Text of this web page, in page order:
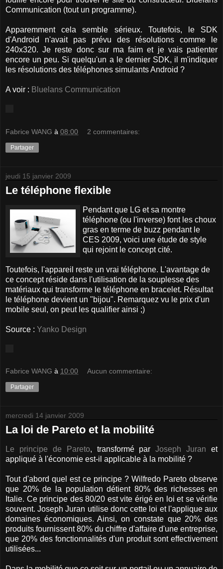
Communication (tout un programme).
Apparemment cela semble sérieux. Toutefois, le SDK
d'Android n'avait pas prévu des résolutions comme le
240x320. Je reste donc sur ma faim et je vais patienter
encore un peu. Si quelqu'un a le dernier SDK, il m'indiquer
les résolutions des téléphones simulants Android ?
A voir : Bluelans Communication
Fabrice WANG à 08:00 2 commentaires:
Partager
jeudi 15 janvier 2009
Le téléphone flexible
Pendant que LG et sa montre
téléphone (ou l'inverse) font les choux
gras en terme de buzz pendant le
CES 2009, voici une étude de style
qui rejoint le concept cité.
Toutefois, l'appareil reste un vrai téléphone. L'avantage de
ce concept réside dans l'utilisation de la souplesse des
matériaux qui transforme le téléphone en bracelet. Résultat
le téléphone devient un "bijou". Remarquez vu le prix d'un
mobile seul, on peut les qualifier ainsi ;)
Source : Yanko Design
Fabrice WANG à 10:00 Aucun commentaire:
Partager
mercredi 14 janvier 2009
La loi de Pareto et la mobilité
Le principe de Pareto, transformé parJoseph Juran et
appliqué à l'économie est-il applicable à la mobilité ?
Tout d'abord quel est ce principe ? Wilfredo Pareto observe
que 20% de la population détient 80% des richesses en
Italie. Ce principe des 80/20 est vite érigé en loi et se vérifie
souvent. Joseph Juran utilise donc cette loi et l'applique aux
domaines économiques. Ainsi, on constate que 20% des
produits fournissent 80% du chiffre d'affaire d'une entreprise,
que 20% des fonctionnalités d'un produit sont effectivement
utilisées...